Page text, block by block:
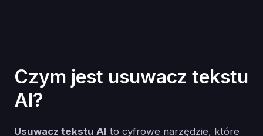
Czym jest usuwacz tekstu
AI?
Usuwacz tekstu AI to cyfrowe narzędzie, które